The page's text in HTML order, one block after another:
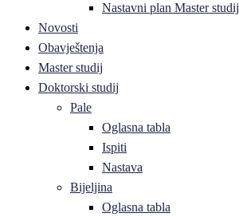
Nastavni plan Master studij
Novosti
Obavještenja
Master studij
Doktorski studij
Pale
Oglasna tabla
Ispiti
Nastava
Bijeljina
Oglasna tabla